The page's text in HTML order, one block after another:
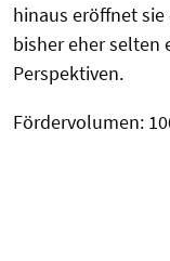
hinaus eröffnet
bisher eher selten
Perspektiven.
Fördervolumen: